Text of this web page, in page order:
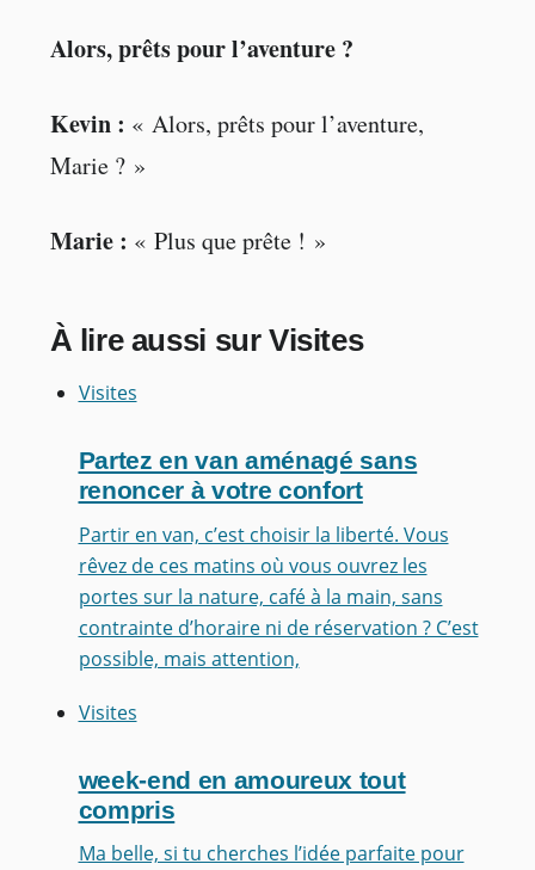
Alors, prêts pour l’aventure ?
Kevin : « Alors, prêts pour l’aventure,
Marie ? »
Marie : « Plus que prête ! »
À lire aussi sur Visites
Visites
Partez en van aménagé sans
renoncer à votre confort
Partir en van, c’est choisir la liberté. Vous
rêvez de ces matins où vous ouvrez les
portes sur la nature, café à la main, sans
contrainte d’horaire ni de réservation ? C’est
possible, mais attention,
Visites
week-end en amoureux tout
compris
Ma belle, si tu cherches l’idée parfaite pour